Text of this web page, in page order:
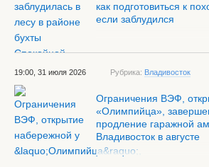
как подготовиться к
если заблудился
19:00, 31 июля 2026 Рубрика: Владивосток
Ограничения ВЭФ,
«Олимпийца»,
продление гаражной
Владивосток в августе